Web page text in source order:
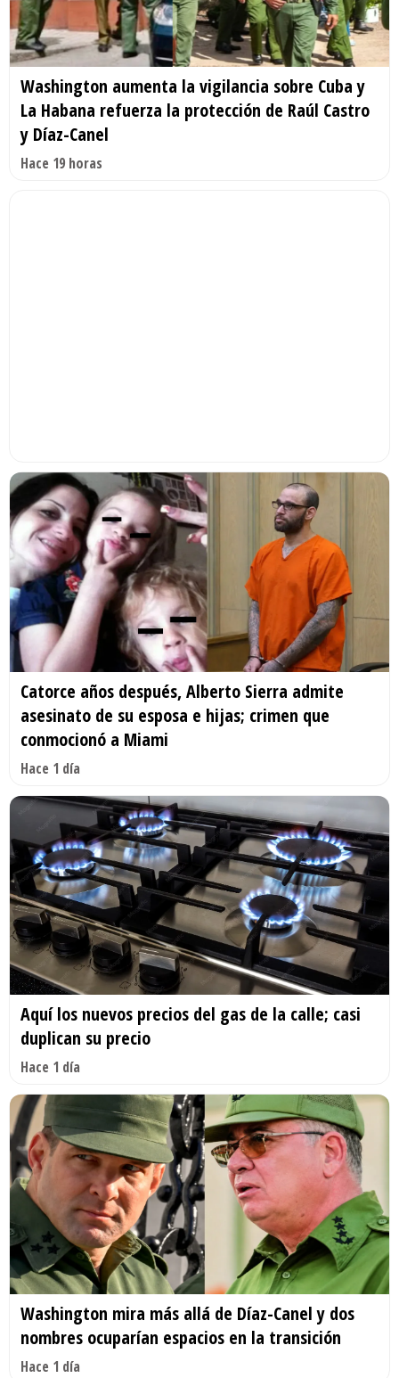
Washington aumenta la vigilancia sobre Cuba y
La Habana refuerza la protección de Raúl Castro
y Díaz-Canel
Hace 19 horas
Catorce años después, Alberto Sierra admite
asesinato de su esposa e hijas; crimen que
conmocionó a Miami
Hace 1 día
Aquí los nuevos precios del gas de la calle; casi
duplican su precio
Hace 1 día
Washington mira más allá de Díaz-Canel y dos
nombres ocuparían espacios en la transición
Hace 1 día